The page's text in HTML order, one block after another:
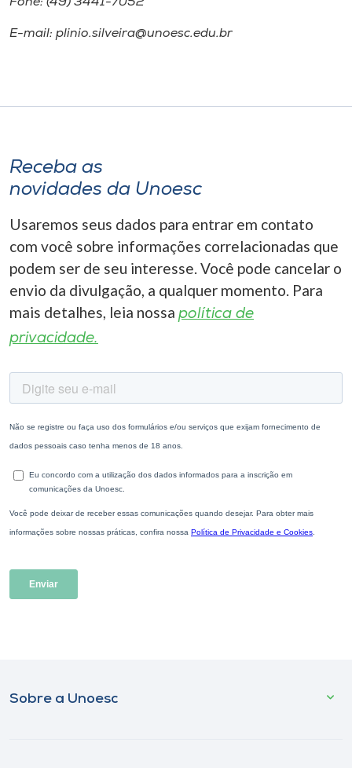
E-mail: plinio.silveira@unoesc.edu.br
Receba as
novidades da Unoesc
Usaremos seus dados para entrar em contato
com você sobre informações correlacionadas que
podem ser de seu interesse. Você pode cancelar o
envio da divulgação, a qualquer momento. Para
mais detalhes, leia nossa política de
privacidade.
Sobre a Unoesc